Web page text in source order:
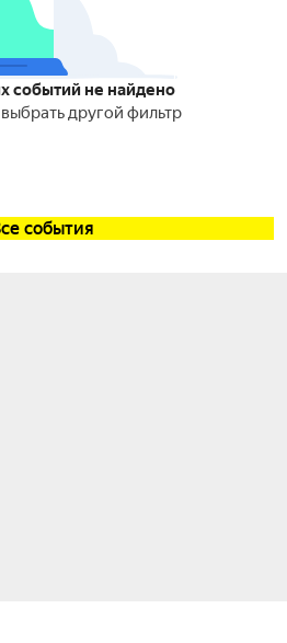
событий не найдено
другой фильтр
события